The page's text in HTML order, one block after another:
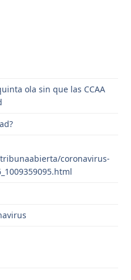
ola sin que las CCAA
coronavirus-